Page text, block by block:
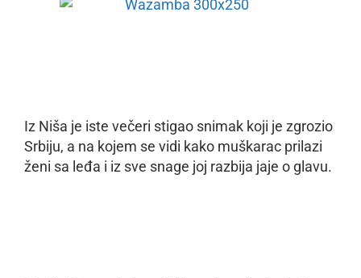
Iz Niša je iste večeri stigao snimak koji je zgrozio
Srbiju, a na kojem se vidi kako muškarac prilazi
ženi sa leđa i iz sve snage joj razbija jaje o glavu.